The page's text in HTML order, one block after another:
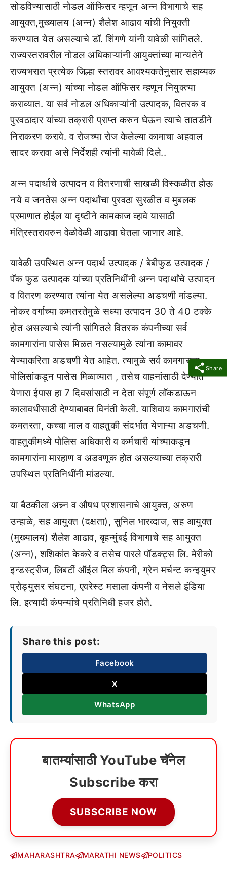
Share
सोडविण्यासाठी नोडल ऑफिसर म्हणून अन्न विभागाचे सह
आयुक्त,मुख्यालय (अन्न) शैलेश आढाव यांची नियुक्ती
करण्यात येत असल्याचे डॉ. शिंगणे यांनी यावेळी सांगितले.
राज्यस्तरावरील नोडल अधिकाऱ्यांनी आयुक्तांच्या मान्यतेने
राज्यभरात प्रत्येक जिल्हा स्तरावर आवश्यकतेनुसार सहाय्यक
आयुक्त (अन्न) यांच्या नोडल ऑफिसर म्हणून नियुक्त्या
कराव्यात. या सर्व नोडल अधिकाऱ्यांनी उत्पादक, वितरक व
पुरवठादार यांच्या तक्रारी प्राप्त करुन घेऊन त्याचे तातडीने
निराकरण करावे. व रोजच्या रोज केलेल्या कामाचा अहवाल
सादर करावा असे निर्देशही त्यांनी यावेळी दिले..
अन्न पदार्थाचे उत्पादन व वितरणाची साखळी विस्कळीत होऊ
नये व जनतेस अन्न पदार्थांचा पुरवठा सुरळीत व मुबलक
प्रमाणात होईल या दृष्टीने कामकाज व्हावे यासाठी
मंत्रिस्तरावरुन वेळोवेळी आढावा घेतला जाणार आहे.
यावेळी उपस्थित अन्न पदार्थ उत्पादक / बेबीफुड उत्पादक /
पॅक फुड उत्पादक यांच्या प्रतिनिधींनी अन्न पदार्थांचे उत्पादन
व वितरण करण्यात त्यांना येत असलेल्या अडचणी मांडल्या.
नोकर वर्गाच्या कमतरतेमुळे सध्या उत्पादन 30 ते 40 टक्के
होत असल्याचे त्यांनी सांगितले वितरक कंपनीच्या सर्व
कामगारांना पासेस मिळत नसल्यामुळे त्यांना कामावर
येण्याकरिता अडचणी येत आहेत. त्यामुळे सर्व कामगाराना
पोलिसांकडून पासेस मिळाव्यात , तसेच वाहनांसाठी देण्यात
येणारा ईपास हा 7 दिवसांसाठी न देता संपूर्ण लॉकडाऊन
कालावधीसाठी देण्याबाबत विनंती केली. याशिवाय कामगारांची
कमतरता, कच्चा माल व वाहतुकी संदर्भात येणाऱ्या अडचणी.
वाहतुकीमध्ये पोलिस अधिकारी व कर्मचारी यांच्याकडून
कामगारांना मारहाण व अडवणूक होत असल्याच्या तक्रारी
उपस्थित प्रतिनिधींनी मांडल्या.
या बैठकीला अन्न्न व औषध प्रशासनाचे आयुक्त, अरुण
उन्हाळे, सह आयुक्त (दक्षता), सुनिल भारव्दाज, सह आयुक्त
(मुख्यालय) शैलेश आढाव, बृहन्मुंबई विभागाचे सह आयुक्त
(अन्न), शशिकांत केकरे व तसेच पारले पॉडक्ट्स लि. मेरीको
इन्डस्ट्रीज, लिबर्टी ऑईल मिल कंपनी, ग्रेन मर्चन्ट कन्झ्युमर
प्रोड्युसर संघटना, एवरेस्ट मसाला कंपनी व नेसले इंडिया
लि. इत्यादी कंपन्यांचे प्रतिनिधी हजर होते.
Share this post:
Facebook
X
WhatsApp
बातम्यांसाठी YouTube चॅनेल
Subscribe करा
SUBSCRIBE NOW
MAHARASHTRA MARATHI NEWS POLITICS